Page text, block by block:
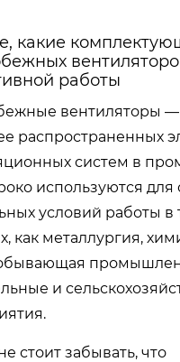
какие
работы
вентиляторы —
распространенных
систем в
используются для
условий работы в
как металлургия,
и
стоит забывать, что